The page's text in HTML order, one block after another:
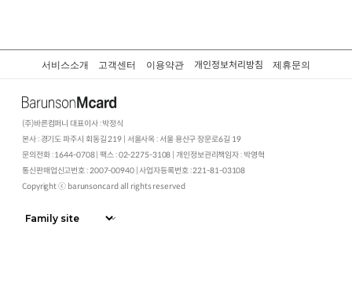
서비스소개 고객센터 이용약관 개인정보처리방침 제휴문의
(주)바른컴퍼니 대표이사 : 박정식
본사 : 경기도 파주시 회동길 219 | 서울사옥 : 서울 용산구 장문로6길 19
문의전화 : 1644-0708 | 팩스 : 02-2275-3108 | 개인정보관리책임자 : 박영혁
통신판매업신고번호 : 2007-00940 | 사업자등록번호 : 221-81-03108
Copyright ⓒ barunsoncard all rights reserved